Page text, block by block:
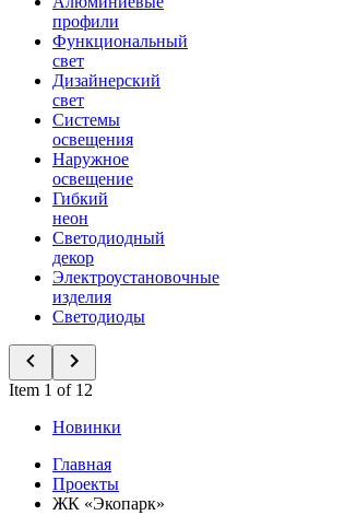
профили
Функциональный
свет
Дизайнерский
свет
Системы
освещения
Наружное
освещение
Гибкий
неон
Светодиодный
декор
Электроустановочные
изделия
Светодиоды
Item 1 of 12
Новинки
Главная
Проекты
ЖК «Экопарк»